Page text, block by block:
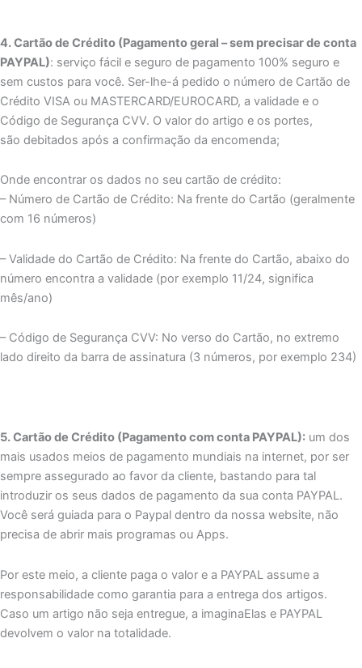
4. Cartão de Crédito (Pagamento geral – sem precisar de conta
PAYPAL): serviço fácil e seguro de pagamento 100% seguro e
sem custos para você. Ser-lhe-á pedido o número de Cartão de
Crédito VISA ou MASTERCARD/EUROCARD, a validade e o
Código de Segurança CVV. O valor do artigo e os portes,
são debitados após a confirmação da encomenda;
Onde encontrar os dados no seu cartão de crédito:
– Número de Cartão de Crédito: Na frente do Cartão (geralmente
com 16 números)
– Validade do Cartão de Crédito: Na frente do Cartão, abaixo do
número encontra a validade (por exemplo 11/24, significa
mês/ano)
– Código de Segurança CVV: No verso do Cartão, no extremo
lado direito da barra de assinatura (3 números, por exemplo 234)
5. Cartão de Crédito (Pagamento com conta PAYPAL): um dos
mais usados meios de pagamento mundiais na internet, por ser
sempre assegurado ao favor da cliente, bastando para tal
introduzir os seus dados de pagamento da sua conta PAYPAL.
Você será guiada para o Paypal dentro da nossa website, não
precisa de abrir mais programas ou Apps.
Por este meio, a cliente paga o valor e a PAYPAL assume a
responsabilidade como garantia para a entrega dos artigos.
Caso um artigo não seja entregue, a imaginaElas e PAYPAL
devolvem o valor na totalidade.